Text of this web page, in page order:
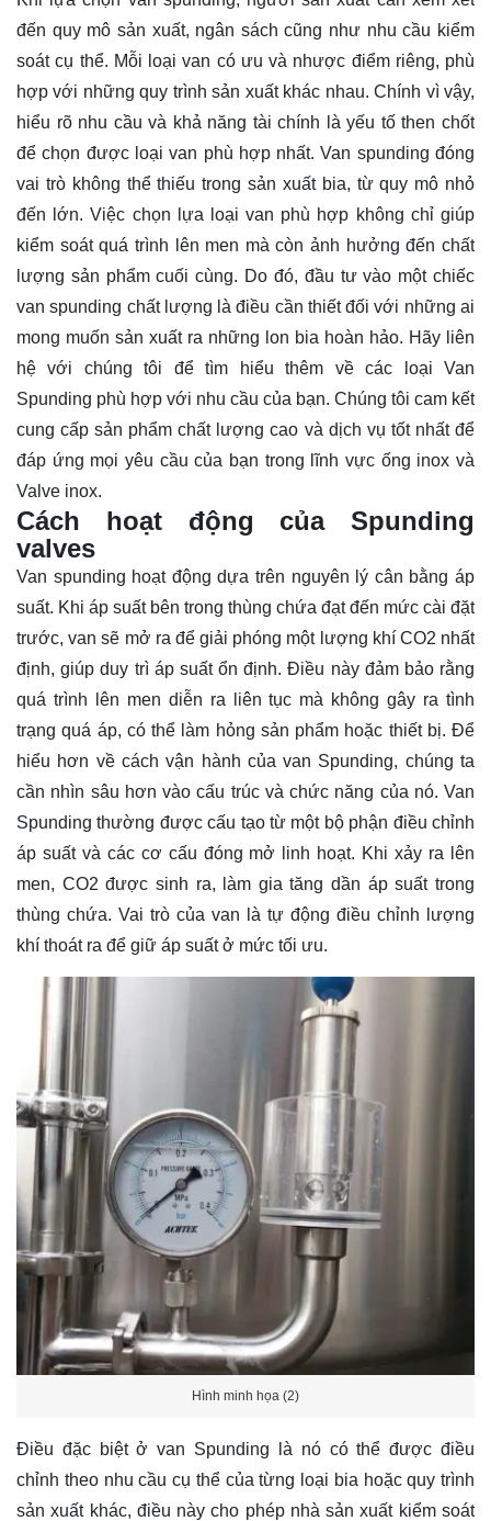
đến quy mô sản xuất, ngân sách cũng như nhu cầu kiểm
soát cụ thể. Mỗi loại van có ưu và nhược điểm riêng, phù
hợp với những quy trình sản xuất khác nhau. Chính vì vậy,
hiểu rõ nhu cầu và khả năng tài chính là yếu tố then chốt
để chọn được loại van phù hợp nhất. Van spunding đóng
vai trò không thể thiếu trong sản xuất bia, từ quy mô nhỏ
đến lớn. Việc chọn lựa loại van phù hợp không chỉ giúp
kiểm soát quá trình lên men mà còn ảnh hưởng đến chất
lượng sản phẩm cuối cùng. Do đó, đầu tư vào một chiếc
van spunding chất lượng là điều cần thiết đối với những ai
mong muốn sản xuất ra những lon bia hoàn hảo. Hãy liên
hệ với chúng tôi để tìm hiểu thêm về các loại Van
Spunding phù hợp với nhu cầu của bạn. Chúng tôi cam kết
cung cấp sản phẩm chất lượng cao và dịch vụ tốt nhất để
đáp ứng mọi yêu cầu của bạn trong lĩnh vực ống inox và
Valve inox.
Cách hoạt động của Spunding
valves
Van spunding hoạt động dựa trên nguyên lý cân bằng áp
suất. Khi áp suất bên trong thùng chứa đạt đến mức cài đặt
trước, van sẽ mở ra để giải phóng một lượng khí CO2 nhất
định, giúp duy trì áp suất ổn định. Điều này đảm bảo rằng
quá trình lên men diễn ra liên tục mà không gây ra tình
trạng quá áp, có thể làm hỏng sản phẩm hoặc thiết bị. Để
hiểu hơn về cách vận hành của van Spunding, chúng ta
cần nhìn sâu hơn vào cấu trúc và chức năng của nó. Van
Spunding thường được cấu tạo từ một bộ phận điều chỉnh
áp suất và các cơ cấu đóng mở linh hoạt. Khi xảy ra lên
men, CO2 được sinh ra, làm gia tăng dần áp suất trong
thùng chứa. Vai trò của van là tự động điều chỉnh lượng
khí thoát ra để giữ áp suất ở mức tối ưu.
Hình minh họa (2)
Điều đặc biệt ở van Spunding là nó có thể được điều
chỉnh theo nhu cầu cụ thể của từng loại bia hoặc quy trình
sản xuất khác, điều này cho phép nhà sản xuất kiểm soát